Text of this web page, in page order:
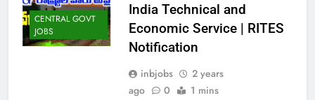
CENTRAL GOVT
JOBS
India Technical and
Economic Service | RITES
Notification
inbjobs
2 years
ago
0 1 mins